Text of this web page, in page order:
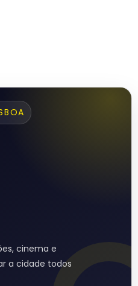
cinema e
a cidade todos